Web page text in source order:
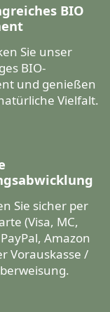
BIO
Sie unser
BIO-
und genießen
Vielfalt.
Sie sicher per
(Visa, MC,
Amazon
Vorauskasse /